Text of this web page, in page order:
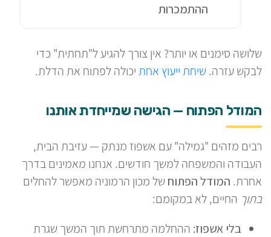
ההתמכרות
שלושה סימנים או יותר? אין צורך להגיע ל"תחתית" כדי
לבקש עזרה. שיחת ייעוץ אחתיכולה לפתוח את הדלת.
המודל הפתוח — הגישה שמייחדת אותנו
רבים מזהים "גמילה" עם אשפוז מנתק — עזיבת הבית,
העבודה והמשפחה למשך חודשים. אנחנו מאמינים בדרך
אחרת. המודל הפתוח של מכון הרמוניה מאפשר להחלים
בתוך החיים, לא במקומם:
בלי אשפוז: ההחלמה מתרחשת תוך המשך שגרת